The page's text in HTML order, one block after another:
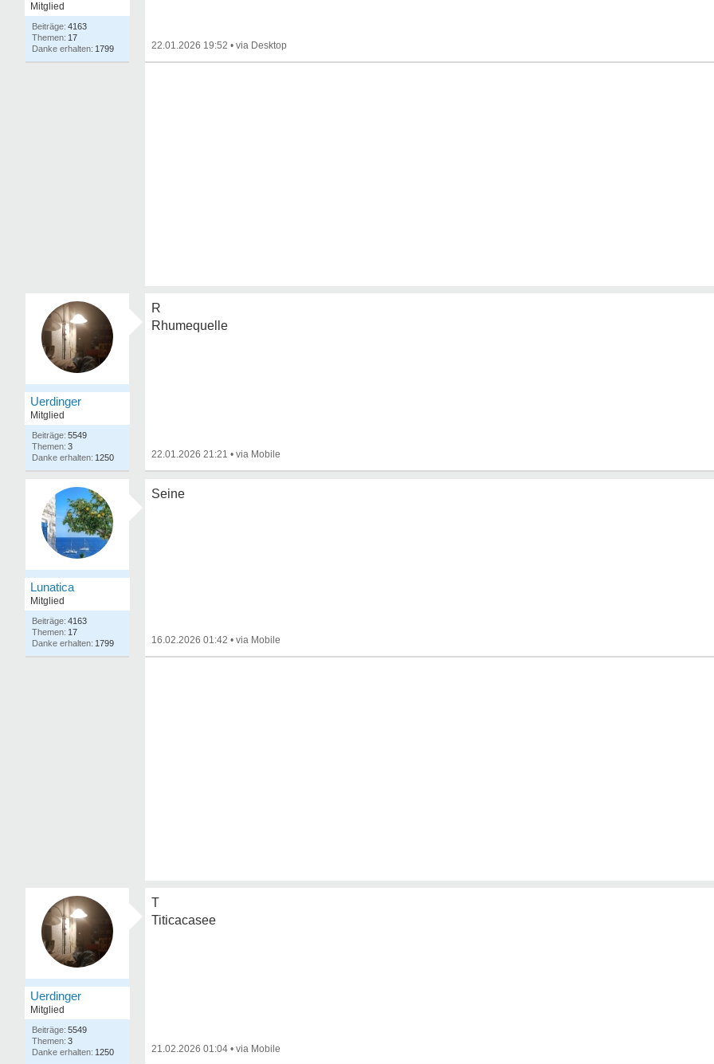
Mitglied
4163
17
1799
22.01.2026 19:52 •
Uerdinger
Mitglied
5549
3
1250
R
Rhumequelle
22.01.2026 21:21 •
Lunatica
Mitglied
4163
17
1799
Seine
16.02.2026 01:42 •
Uerdinger
Mitglied
5549
3
1250
T
Titicacasee
21.02.2026 01:04 •